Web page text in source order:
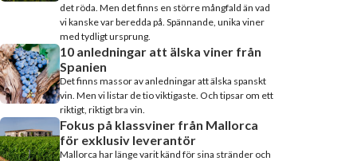
det röda. Men det finns en större mångfald än vad
vi kanske var beredda på. Spännande, unika viner
med tydligt ursprung.
10 anledningar att älska viner från
Spanien
Det finns massor av anledningar att älska spanskt
vin. Men vi listar de tio viktigaste. Och tipsar om ett
riktigt, riktigt bra vin.
Fokus på klassviner från Mallorca
för exklusiv leverantör
Mallorca har länge varit känd för sina stränder och